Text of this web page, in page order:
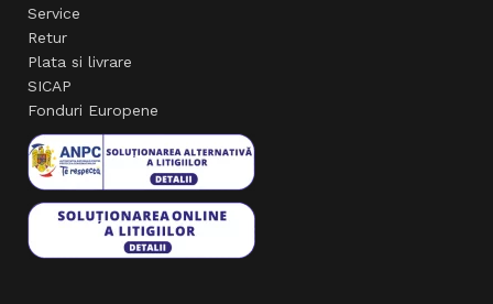
Service
Retur
Plata si livrare
SICAP
Fonduri Europene